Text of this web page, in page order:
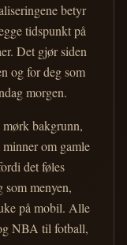
betyr
tidspunkt på
Det gjør siden
og for deg som
morgen.
bakgrunn,
om gamle
det føles
som menyen,
på mobil. Alle
NBA til fotball,